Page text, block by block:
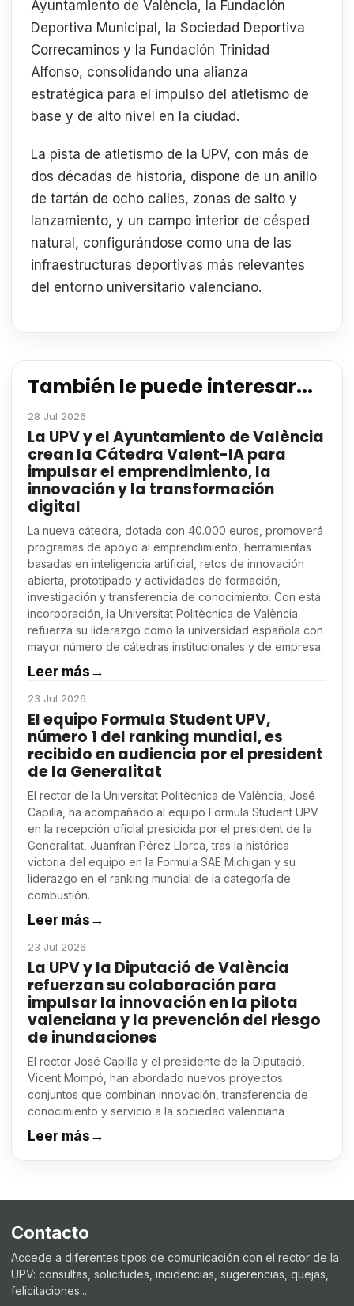
Ayuntamiento de València, la Fundación
Deportiva Municipal, la Sociedad Deportiva
Correcaminos y la Fundación Trinidad
Alfonso, consolidando una alianza
estratégica para el impulso del atletismo de
base y de alto nivel en la ciudad.
La pista de atletismo de la UPV, con más de
dos décadas de historia, dispone de un anillo
de tartán de ocho calles, zonas de salto y
lanzamiento, y un campo interior de césped
natural, configurándose como una de las
infraestructuras deportivas más relevantes
del entorno universitario valenciano.
También le puede interesar...
28 Jul 2026
La UPV y el Ayuntamiento de València
crean la Cátedra Valent-IA para
impulsar el emprendimiento, la
innovación y la transformación
digital
La nueva cátedra, dotada con 40.000 euros, promoverá
programas de apoyo al emprendimiento, herramientas
basadas en inteligencia artificial, retos de innovación
abierta, prototipado y actividades de formación,
investigación y transferencia de conocimiento. Con esta
incorporación, la Universitat Politècnica de València
refuerza su liderazgo como la universidad española con
mayor número de cátedras institucionales y de empresa.
Leer más→
23 Jul 2026
El equipo Formula Student UPV,
número 1 del ranking mundial, es
recibido en audiencia por el president
de la Generalitat
El rector de la Universitat Politècnica de València, José
Capilla, ha acompañado al equipo Formula Student UPV
en la recepción oficial presidida por el president de la
Generalitat, Juanfran Pérez Llorca, tras la histórica
victoria del equipo en la Formula SAE Michigan y su
liderazgo en el ranking mundial de la categoría de
combustión.
Leer más→
23 Jul 2026
La UPV y la Diputació de València
refuerzan su colaboración para
impulsar la innovación en la pilota
valenciana y la prevención del riesgo
de inundaciones
El rector José Capilla y el presidente de la Diputació,
Vicent Mompó, han abordado nuevos proyectos
conjuntos que combinan innovación, transferencia de
conocimiento y servicio a la sociedad valenciana
Leer más→
Contacto
Accede a diferentes tipos de comunicación con el rector de la
UPV: consultas, solicitudes, incidencias, sugerencias, quejas,
felicitaciones...